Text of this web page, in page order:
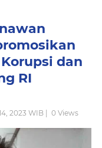
dan
RI
2023 WIB | 0 Views